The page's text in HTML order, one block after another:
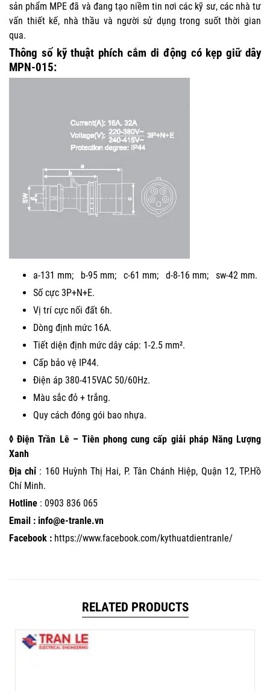
sản phẩm MPE đã và đang tạo niềm tin nơi các kỹ sư, các nhà tư
vấn thiết kế, nhà thầu và người sử dụng trong suốt thời gian
qua.
Thông số kỹ thuật phích cắm di động có kẹp giữ dây
MPN-015:
a-131 mm; b-95 mm; c-61 mm; d-8-16 mm; sw-42 mm.
Số cực 3P+N+E.
Vị trí cực nối đất 6h.
Dòng định mức 16A.
Tiết diện định mức dây cáp: 1-2.5 mm².
Cấp bảo vệ IP44.
Điện áp 380-415VAC 50/60Hz.
Màu sắc đỏ + trắng.
Quy cách đóng gói bao nhựa.
◊ Điện Trần Lê – Tiên phong cung cấp giải pháp Năng Lượng
Xanh
Địa chỉ : 160 Huỳnh Thị Hai, P. Tân Chánh Hiệp, Quận 12, TP.Hồ
Chí Minh.
Hotline : 0903 836 065
Email : info@e-tranle.vn
Facebook : https://www.facebook.com/kythuatdientranle/
RELATED PRODUCTS